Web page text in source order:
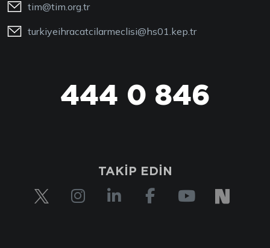
tim@tim.org.tr
turkiyeihracatcilarmeclisi@hs01.kep.tr
444 0 846
444 0 TİM
TAKİP EDİN